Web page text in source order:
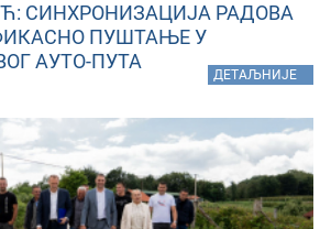
СИНХРОНИЗАЦИЈА РАДОВА
ПУШТАЊЕ У
АУТО-ПУТА
ДЕТАЉНИЈЕ